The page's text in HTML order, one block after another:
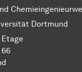
Dortmund
Etage